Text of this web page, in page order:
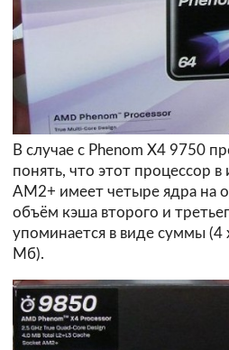
В случае с Phenom X4 9750
понять, что этот процессор
AM2+ имеет четыре ядра на
объём кэша второго и
упоминается в виде суммы
Мб).